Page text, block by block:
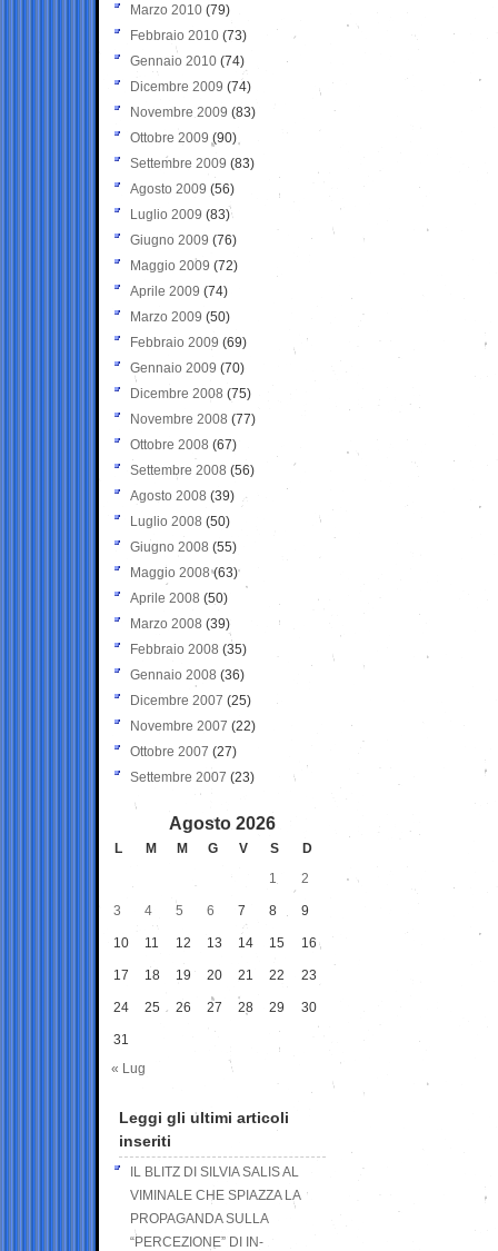
Marzo 2010 (79)
Febbraio 2010 (73)
Gennaio 2010 (74)
Dicembre 2009 (74)
Novembre 2009 (83)
Ottobre 2009 (90)
Settembre 2009 (83)
Agosto 2009 (56)
Luglio 2009 (83)
Giugno 2009 (76)
Maggio 2009 (72)
Aprile 2009 (74)
Marzo 2009 (50)
Febbraio 2009 (69)
Gennaio 2009 (70)
Dicembre 2008 (75)
Novembre 2008 (77)
Ottobre 2008 (67)
Settembre 2008 (56)
Agosto 2008 (39)
Luglio 2008 (50)
Giugno 2008 (55)
Maggio 2008(63)
Aprile 2008 (50)
Marzo 2008 (39)
Febbraio 2008 (35)
Gennaio 2008 (36)
Dicembre 2007 (25)
Novembre 2007 (22)
Ottobre 2007 (27)
Settembre 2007 (23)
Agosto 2026
L M M G V S
D
1
2
3 4 5 6 7 8 9
10 11 12 13 14 15 16
17 18 19 20 21 22 23
24 25 26 27 28 29 30
31
« Lug
Leggi gli ultimi articoli
inseriti
IL BLITZ DI SILVIA SALIS AL
VIMINALE CHE SPIAZZA LA
PROPAGANDA SULLA
“PERCEZIONE” DI IN-